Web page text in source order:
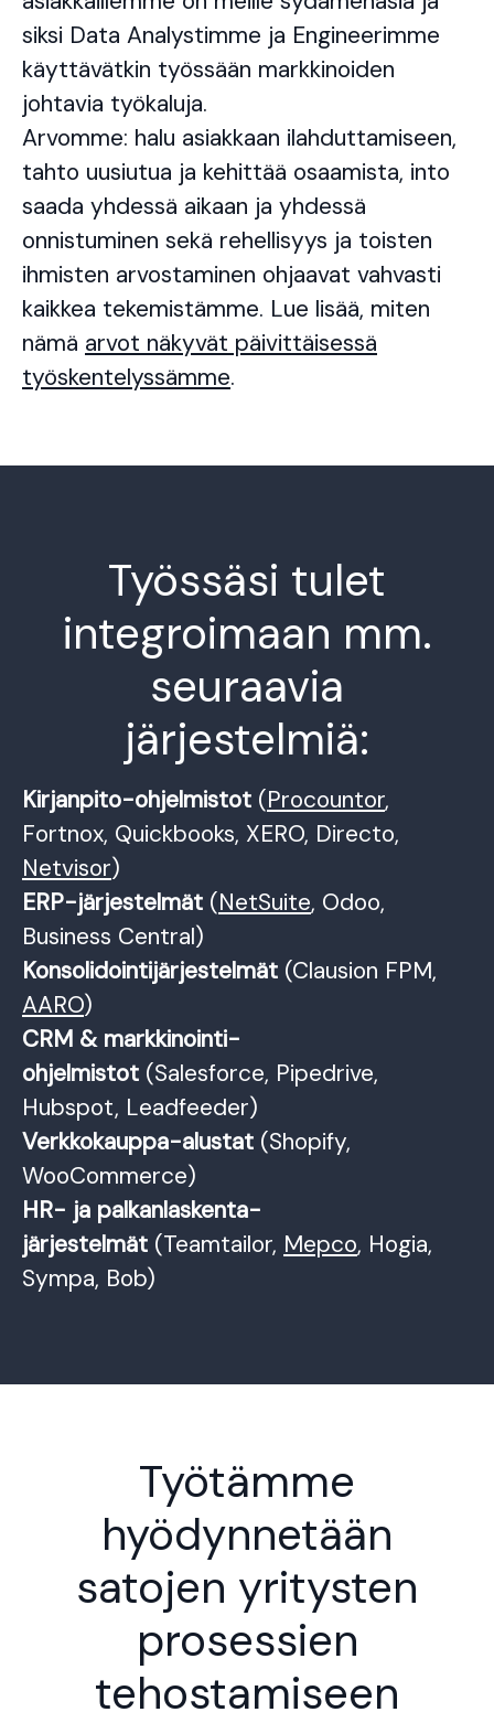
siksi Data Analystimme ja Engineerimme
käyttävätkin työssään markkinoiden
johtavia työkaluja.
Arvomme: halu asiakkaan ilahduttamiseen,
tahto uusiutua ja kehittää osaamista, into
saada yhdessä aikaan ja yhdessä
onnistuminen sekä rehellisyys ja toisten
ihmisten arvostaminen ohjaavat vahvasti
kaikkea tekemistämme. Lue lisää, miten
nämä arvot näkyvät päivittäisessä
työskentelyssämme.
Työssäsi tulet
integroimaan mm.
seuraavia
järjestelmiä:
Kirjanpito-ohjelmistot (Procountor,
Fortnox, Quickbooks, XERO, Directo,
Netvisor)
ERP-järjestelmät (NetSuite, Odoo,
Business Central)
Konsolidointijärjestelmät (Clausion FPM,
AARO)
CRM & markkinointi-
ohjelmistot (Salesforce, Pipedrive,
Hubspot, Leadfeeder)
Verkkokauppa-alustat (Shopify,
WooCommerce)
HR- ja palkanlaskenta-
järjestelmät (Teamtailor, Mepco, Hogia,
Sympa, Bob)
Työtämme
hyödynnetään
satojen yritysten
prosessien
tehostamiseen